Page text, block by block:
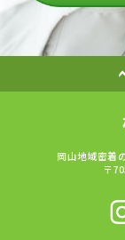
岡山地域密着
〒